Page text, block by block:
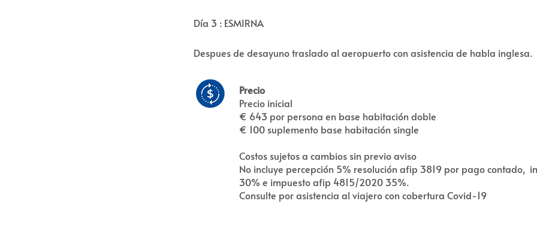
Día 3 : ESMIRNA
Despues de desayuno traslado al aeropuerto con asistencia de habla inglesa.
Precio inicial
€ 643 por persona en base habitación doble
€ 100 suplemento base habitación single
Costos sujetos a cambios sin previo aviso
No incluye percepción 5% resolución afip 3819 por pago contado,
30% e impuesto afip 4815/2020 35%.
Consulte por asistencia al viajero con cobertura Covid-19
Precio